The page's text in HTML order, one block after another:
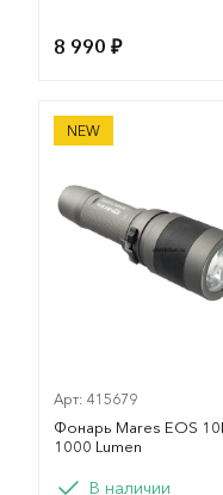
8 990 ₽
NEW
Фонарь Mares
Арт: 415679
Фонарь Mares EOS
1000 Lumen
ВариантВ наличии